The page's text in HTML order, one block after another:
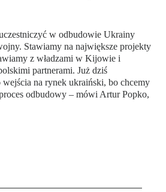
w odbudowie Ukrainy
Stawiamy na największe projekty
z władzami w Kijowie i
partnerami. Już dziś
na rynek ukraiński, bo chcemy
odbudowy – mówi Artur Popko,